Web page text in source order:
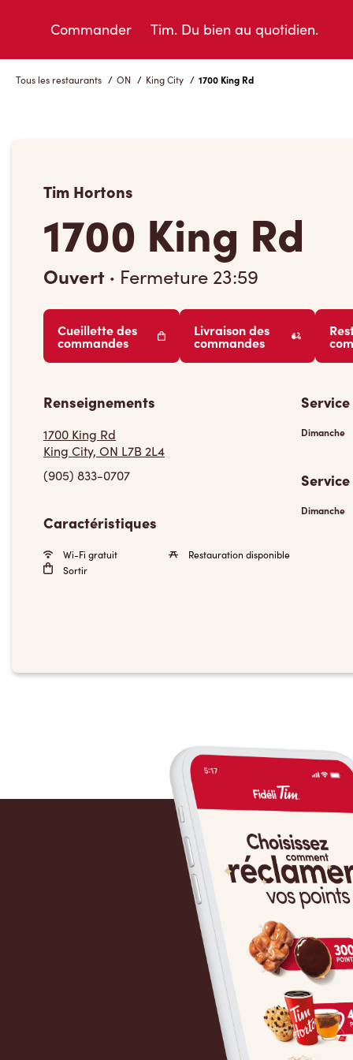
Commander Tim. Du bien au quotidien.
Tous les restaurants / ON / King City / 1700 King Rd
Tim Hortons
1700 King Rd
Ouvert · Fermeture 23:59
Cueillette des
commandes
Livraison des
commandes
Renseignements
1700 King Rd
King City, ON L7B 2L4
(905) 833-0707
Caractéristiques
Wi-Fi gratuit
Restauration disponible
Sortir
Dimanche
Dimanche